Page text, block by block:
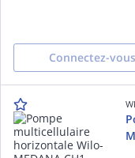
Connectez-